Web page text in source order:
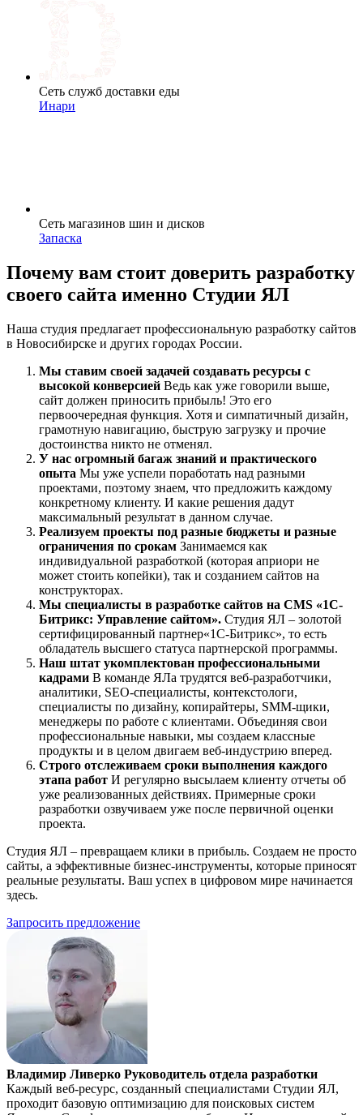
Сеть служб доставки еды
Инари
Сеть магазинов шин и дисков
Запаска
Почему вам стоит доверить разработку
своего сайта именно Студии ЯЛ
Наша студия предлагает профессиональную разработку сайтов
в Новосибирске и других городах России.
Мы ставим своей задачей создавать ресурсы с
высокой конверсией Ведь как уже говорили выше,
сайт должен приносить прибыль! Это его
первоочередная функция. Хотя и симпатичный дизайн,
грамотную навигацию, быструю загрузку и прочие
достоинства никто не отменял.
У нас огромный багаж знаний и практического
опыта Мы уже успели поработать над разными
проектами, поэтому знаем, что предложить каждому
конкретному клиенту. И какие решения дадут
максимальный результат в данном случае.
Реализуем проекты под разные бюджеты и разные
ограничения по срокам Занимаемся как
индивидуальной разработкой (которая априори не
может стоить копейки), так и созданием сайтов на
конструкторах.
Мы специалисты в разработке сайтов на CMS «1С-
Битрикс: Управление сайтом». Студия ЯЛ – золотой
сертифицированный партнер«1С-Битрикс», то есть
обладатель высшего статуса партнерской программы.
Наш штат укомплектован профессиональными
кадрами В команде ЯЛа трудятся веб-разработчики,
аналитики, SEO-специалисты, контекстологи,
специалисты по дизайну, копирайтеры, SMM-щики,
менеджеры по работе с клиентами. Объединяя свои
профессиональные навыки, мы создаем классные
продукты и в целом двигаем веб-индустрию вперед.
Строго отслеживаем сроки выполнения каждого
этапа работ И регулярно высылаем клиенту отчеты об
уже реализованных действиях. Примерные сроки
разработки озвучиваем уже после первичной оценки
проекта.
Студия ЯЛ – превращаем клики в прибыль. Создаем не просто
сайты, а эффективные бизнес-инструменты, которые приносят
реальные результаты. Ваш успех в цифровом мире начинается
здесь.
Запросить предложение
Владимир Ливерко Руководитель отдела разработки
Каждый веб-ресурс, созданный специалистами Студии ЯЛ,
проходит базовую оптимизацию для поисковых систем